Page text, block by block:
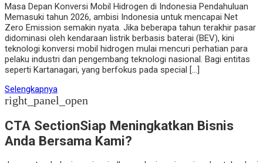
Masa Depan Konversi Mobil Hidrogen di Indonesia Pendahuluan
Memasuki tahun 2026, ambisi Indonesia untuk mencapai Net
Zero Emission semakin nyata. Jika beberapa tahun terakhir pasar
didominasi oleh kendaraan listrik berbasis baterai (BEV), kini
teknologi konversi mobil hidrogen mulai mencuri perhatian para
pelaku industri dan pengembang teknologi nasional. Bagi entitas
seperti Kartanagari, yang berfokus pada special […]
Selengkapnya
right_panel_open
CTA SectionSiap Meningkatkan Bisnis
Anda Bersama Kami?